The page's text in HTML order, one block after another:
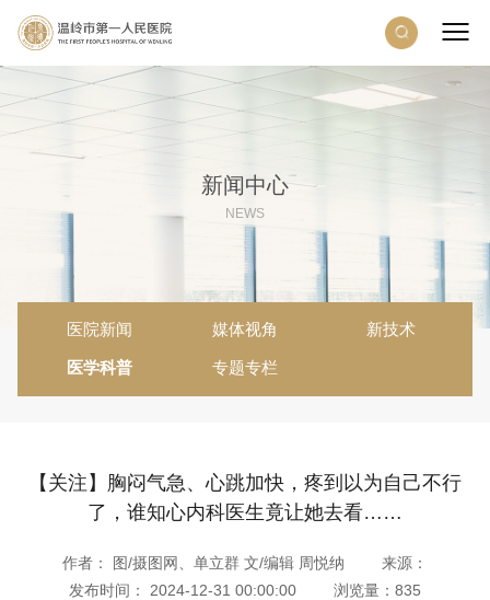
新闻中心
NEWS
医院新闻 媒体视角 新技术
医学科普 专题专栏
【关注】胸闷气急、心跳加快，疼到以为自己不行
了，谁知心内科医生竟让她去看……
作者： 图/摄图网、单立群 文/编辑 周悦纳
来源：
发布时间： 2024-12-31 00:00:00 浏览量： 835